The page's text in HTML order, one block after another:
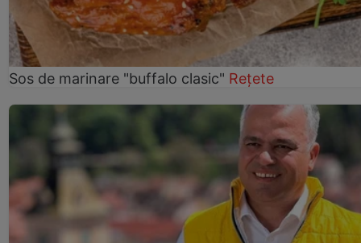
Sos de marinare "buffalo clasic" Rețete